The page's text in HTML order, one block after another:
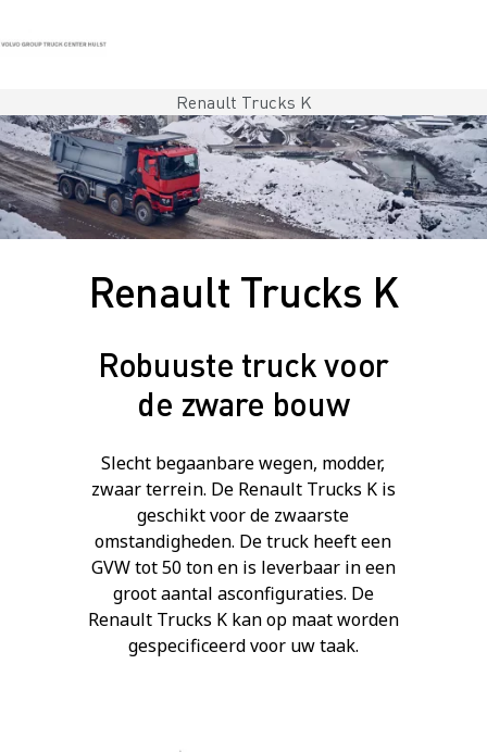
Persberichten Inloggen
Volvo Trucks
Renault Trucks
Renault Bedrijfswagens
Renault Trucks K
Renault Trucks K
Robuuste truck voor
de zware bouw
Slecht begaanbare wegen, modder,
zwaar terrein. De Renault Trucks K is
geschikt voor de zwaarste
omstandigheden. De truck heeft een
GVW tot 50 ton en is leverbaar in een
groot aantal asconfiguraties. De
Renault Trucks K kan op maat worden
gespecificeerd voor uw taak.